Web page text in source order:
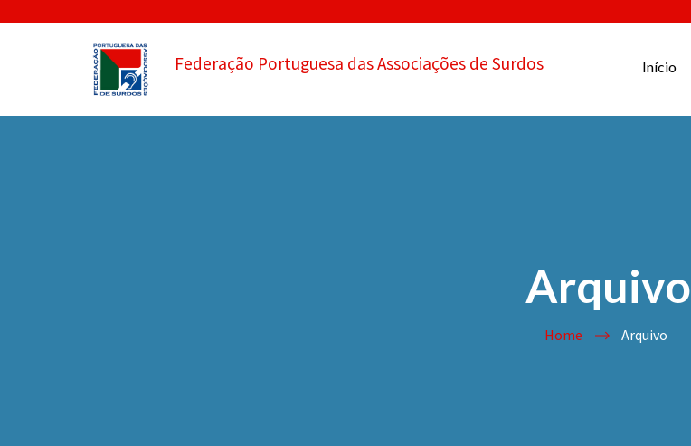
Federação Portuguesa das Associações de Surdos Início
Arquivo
Home Arquivo